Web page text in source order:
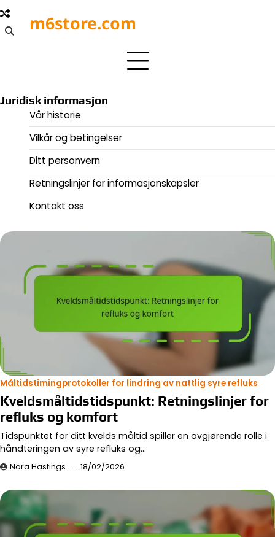
Skip
to
content
m6store.com
Juridisk informasjon
Vår historie
Vilkår og betingelser
Ditt personvern
Retningslinjer for informasjonskapsler
Kontakt oss
Måltidstimingprotokoller for lindring av nattlig syre refluks
Kveldsmåltidstidspunkt: Retningslinjer for
refluks og komfort
Tidspunktet for ditt kvelds måltid spiller en avgjørende rolle i
håndteringen av syre refluks og…
Nora Hastings 18/02/2026